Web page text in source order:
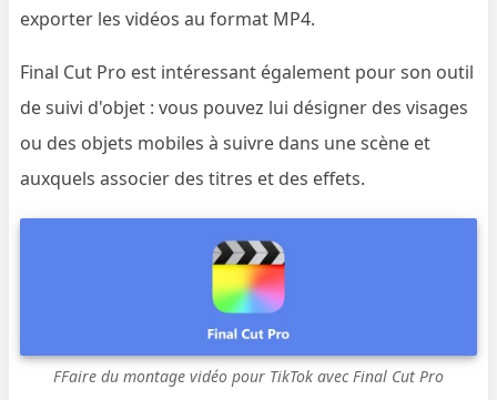
exporter les vidéos au format MP4.
Final Cut Pro est intéressant également pour son outil
de suivi d'objet : vous pouvez lui désigner des visages
ou des objets mobiles à suivre dans une scène et
auxquels associer des titres et des effets.
FFaire du montage vidéo pour TikTok avec Final Cut Pro